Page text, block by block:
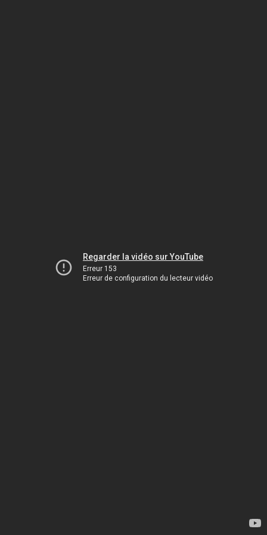
Regarder la vidéo sur YouTube
Erreur 153
Erreur de configuration du lecteur vidéo